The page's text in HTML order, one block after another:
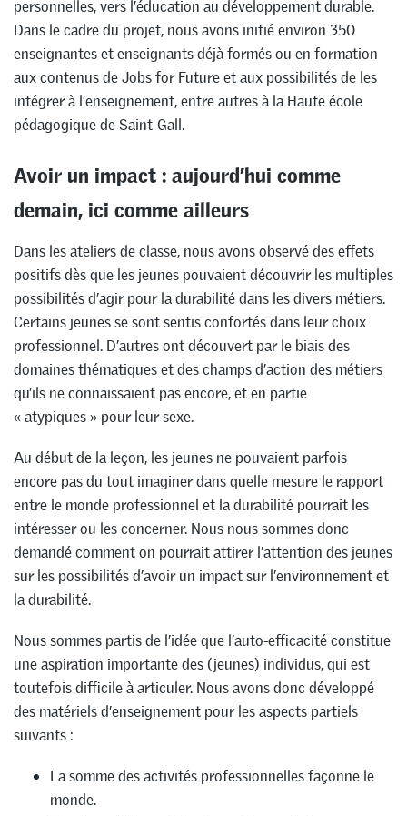
personnelles, vers l’éducation au développement durable.
Dans le cadre du projet, nous avons initié environ 350
enseignantes et enseignants déjà formés ou en formation
aux contenus de Jobs for Future et aux possibilités de les
intégrer à l’enseignement, entre autres à la Haute école
pédagogique de Saint-Gall.
Avoir un impact : aujourd’hui comme
demain, ici comme ailleurs
Dans les ateliers de classe, nous avons observé des effets
positifs dès que les jeunes pouvaient découvrir les multiples
possibilités d’agir pour la durabilité dans les divers métiers.
Certains jeunes se sont sentis confortés dans leur choix
professionnel. D’autres ont découvert par le biais des
domaines thématiques et des champs d’action des métiers
qu’ils ne connaissaient pas encore, et en partie
« atypiques » pour leur sexe.
Au début de la leçon, les jeunes ne pouvaient parfois
encore pas du tout imaginer dans quelle mesure le rapport
entre le monde professionnel et la durabilité pourrait les
intéresser ou les concerner. Nous nous sommes donc
demandé comment on pourrait attirer l’attention des jeunes
sur les possibilités d’avoir un impact sur l’environnement et
la durabilité.
Nous sommes partis de l’idée que l’auto-efficacité constitue
une aspiration importante des (jeunes) individus, qui est
toutefois difficile à articuler. Nous avons donc développé
des matériels d’enseignement pour les aspects partiels
suivants :
La somme des activités professionnelles façonne le
monde.